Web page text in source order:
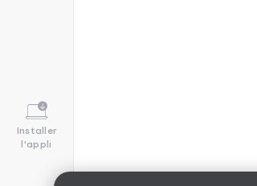
Installer
l'appli